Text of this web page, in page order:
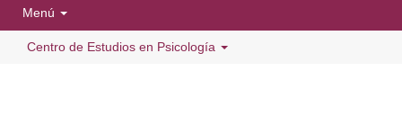
Menú
Centro de Estudios en Psicología